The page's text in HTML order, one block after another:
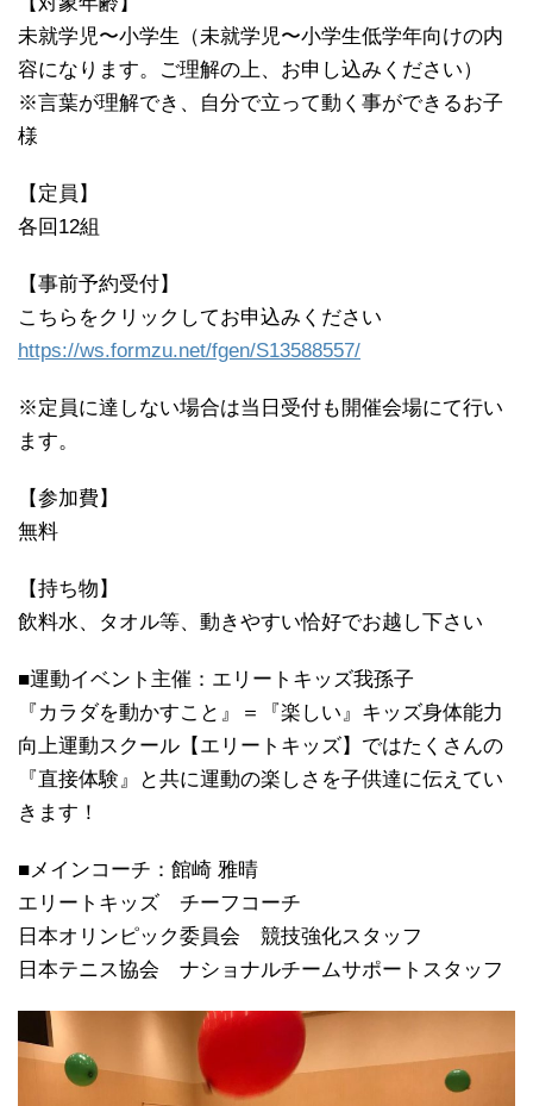
未就学児〜小学生（未就学児〜小学生低学年向けの内
容になります。ご理解の上、 お申し込みください）
※言葉が理解でき、自分で立って動く事ができるお子
様
【定員】
各回12組
【事前予約受付】
こちらをクリックしてお申込みください
https://ws.formzu.net/fgen/S13588557/
※定員に達しない場合は当日受付も開催会場にて行い
ます。
【参加費】
無料
【持ち物】
飲料水、タオル等、動きやすい恰好でお越し下さい
■運動イベント主催：エリートキッズ我孫子
『カラダを動かすこと』＝『楽しい』 キッズ身体能力
向上運動スクール【エリートキッズ】 ではたくさんの
『直接体験』
と共に運動の楽しさを子供達に伝えてい
きます！
■メインコーチ：館崎 雅晴
エリートキッズ チーフコーチ
日本オリンピック委員会 競技強化スタッフ
日本テニス協会 ナショナルチームサポートスタッフ